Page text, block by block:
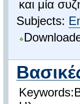
και μία
Subjects: